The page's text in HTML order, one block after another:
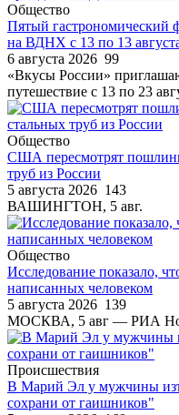
Общество
Пятый гастрономический
на ВДНХ с 13 по 13
6 августа 2026 99
«Вкусы России»
путешествие с 13 по 23
Общество
США пересмотрят
труб из России
5 августа 2026 143
ВАШИНГТОН, 5 авг.
Общество
Исследование показало,
написанных человеком
5 августа 2026 139
МОСКВА, 5 авг — РИА
Происшествия
В Марий Эл у мужчины
сохрани от гаишников"